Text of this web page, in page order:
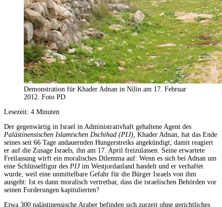
Demonstration für Khader Adnan in Nilin am 17. Februar
2012. Foto PD
Lesezeit: 4 Minuten
Der gegenwärtig in Israel in Administrativhaft gehaltene Agent des
Palästinensischen Islamischen Dschihad (PIJ), Khader Adnan, hat das Ende
seines seit 66 Tage andauernden Hungerstreiks angekündigt; damit reagiert
er auf die Zusage Israels, ihn am 17. April freizulassen. Seine erwartete
Freilassung wirft ein moralisches Dilemma auf: Wenn es sich bei Adnan um
eine Schlüsselfigur des PIJim Westjordanland handelt und er verhaftet
wurde, weil eine unmittelbare Gefahr für die Bürger Israels von ihm
ausgeht: Ist es dann moralisch vertretbar, dass die israelischen Behörden vor
seinen Forderungen kapitulierten?
Etwa 300 palästinensische Araber befinden sich zurzeit ohne gerichtliches